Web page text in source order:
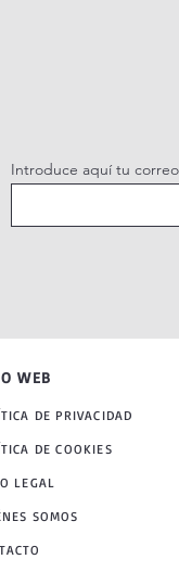
Introduce aquí tu
WEB
DE PRIVACIDAD
DE COOKIES
LEGAL
SOMOS